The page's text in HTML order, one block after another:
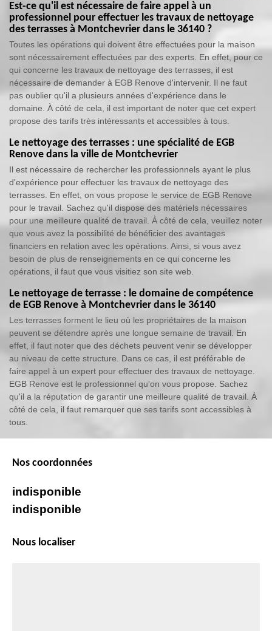
Est-ce qu'il est nécessaire de faire appel à un
professionnel pour effectuer les travaux de nettoyage
des terrasses à Montchevrier dans le 36140 ?
Toutes les opérations qui doivent être effectuées pour la maison
sont nécessairement effectuées par des experts. En effet, pour ce
qui concerne les travaux de nettoyage des terrasses, il est
nécessaire de demander à EGB Renove d'intervenir. Il ne faut
pas oublier qu'il a plusieurs années d'expérience dans le
domaine. À côté de cela, il est important de noter que cet expert
propose des tarifs très intéressants et accessibles à tous.
Le nettoyage des terrasses : une spécialité de EGB
Renove dans la ville de Montchevrier
Il est nécessaire de rechercher les professionnels ayant le plus
d'expérience pour effectuer les travaux de nettoyage des
terrasses. En effet, on vous propose le service de EGB Renove
pour le travail. Sachez qu'il dispose des matériels nécessaires
pour une meilleure qualité de travail. À côté de cela, veuillez noter
que vous avez la possibilité de bénéficier des avantages
financiers en relation avec les opérations. Ainsi, si vous avez
besoin de plus de renseignements en ce qui concerne les
opérations, il faut que vous visitiez son site web.
Le nettoyage de terrasse : le domaine de compétence
de EGB Renove à Montchevrier dans le 36140
Les terrasses forment le lieu où les propriétaires de la maison
peuvent se détendre après une longue semaine de travail. En
effet, il faut noter que des déchets peuvent venir se développer
au niveau de cette structure. Dans ce cas, il est préférable de
faire appel à un expert pour effectuer des travaux de nettoyage.
EGB Renove est le professionnel qu'on vous propose. Sachez
qu'il a la réputation de garantir une meilleure qualité de travail. À
côté de cela, il faut remarquer que ses tarifs sont accessibles à
tous.
Nos coordonnées
indisponible
indisponible
Nous localiser